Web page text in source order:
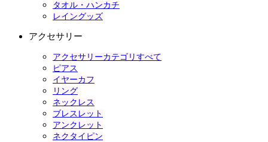
タオル・ハンカチ
レイングッズ
アクセサリー
アクセサリーカテゴリすべて
ピアス
イヤーカフ
リング
ネックレス
ブレスレット
アンクレット
ネクタイピン